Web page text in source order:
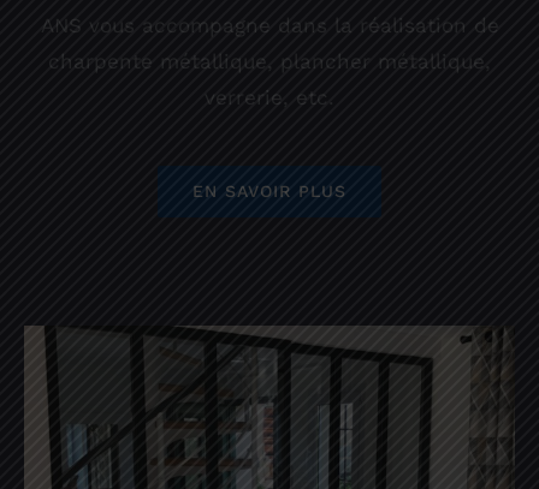
ANS vous accompagne dans la réalisation de
charpente métallique, plancher métallique,
verrerie, etc.
EN SAVOIR PLUS